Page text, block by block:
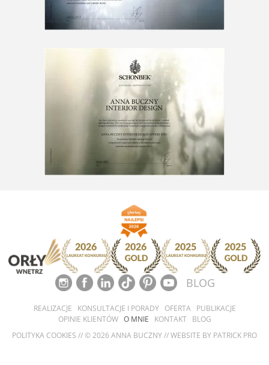
BLOG
REALIZACJE KONSULTACJE I PORADY OFERTA
PUBLIKACJE
OPINIE KLIENTÓW O MNIE KONTAKT
BLOG
POLITYKA COOKIES // © 2026 ANNA BUCZNY // WEBSITE BY PATRICK PRO